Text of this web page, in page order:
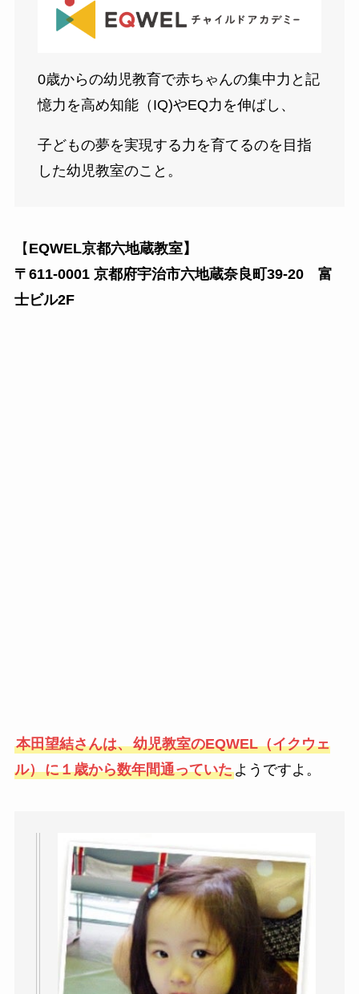
0歳からの幼児教育で赤ちゃんの集中力と記
憶力を高め知能（IQ)やEQ力を伸ばし、
子どもの夢を実現する力を育てるのを目指
した幼児教室のこと。
【 EQWEL京都六地蔵教室】
〒611-0001 京都府宇治市六地蔵奈良町39-20 富
士ビル2F
本田望結さんは、幼児教室のEQWEL（イクウェ
ル）に１歳から数年間通っていたようですよ。